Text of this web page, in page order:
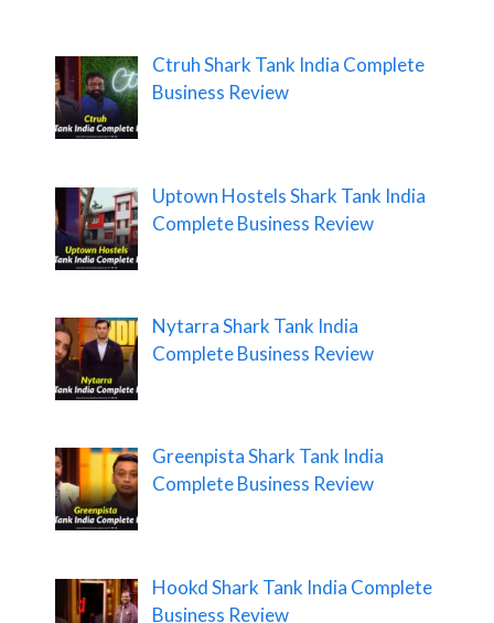
Ctruh Shark Tank India Complete
Business Review
Uptown Hostels Shark Tank India
Complete Business Review
Nytarra Shark Tank India
Complete Business Review
Greenpista Shark Tank India
Complete Business Review
Hookd Shark Tank India Complete
Business Review